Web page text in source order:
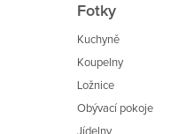
Fotky
Kuchyně
Koupelny
Ložnice
Obývací pokoje